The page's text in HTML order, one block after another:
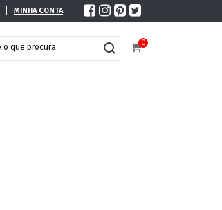
MINHA CONTA
0